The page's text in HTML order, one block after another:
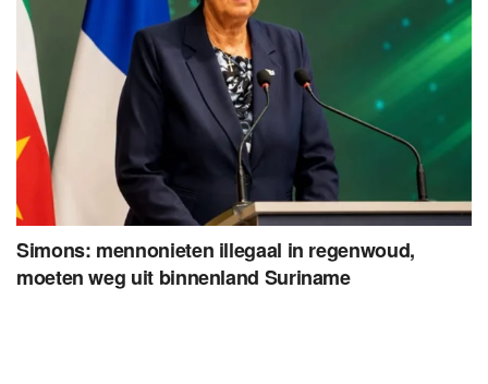
Simons: mennonieten illegaal in regenwoud,
moeten weg uit binnenland Suriname